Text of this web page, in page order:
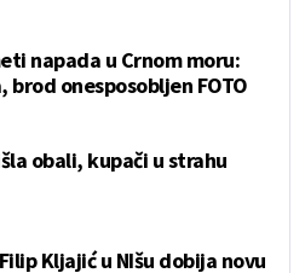
napada u Crnom moru:
brod onesposobljen FOTO
obali, kupači u strahu
Kljajić u NIšu dobija novu